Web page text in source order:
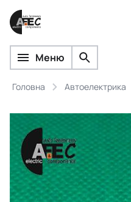
Меню
Головна Автоелектрика